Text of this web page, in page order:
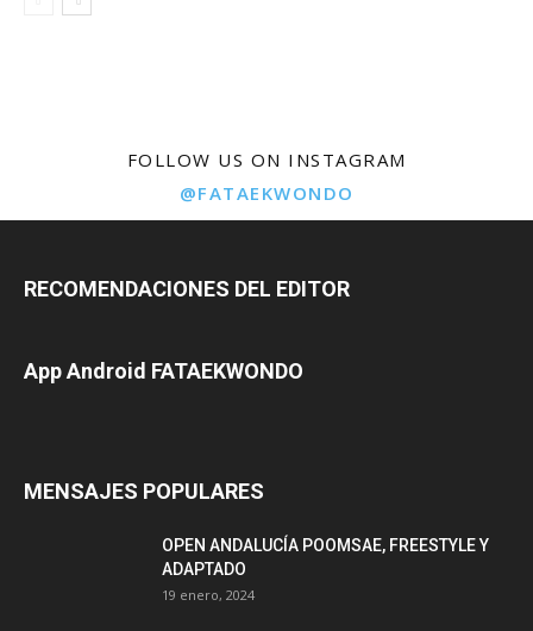
FOLLOW US ON INSTAGRAM
@FATAEKWONDO
RECOMENDACIONES DEL EDITOR
App Android FATAEKWONDO
MENSAJES POPULARES
OPEN ANDALUCÍA POOMSAE, FREESTYLE Y
ADAPTADO
19 enero, 2024